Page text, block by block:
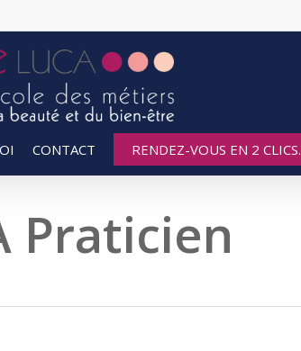
CONTACT RENDEZ-VOUS EN 2 CLICS.
Praticien